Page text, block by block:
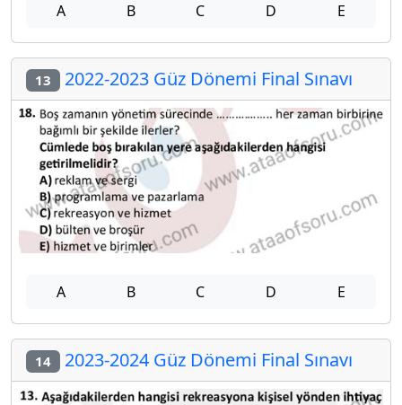
A B C D E
13 2022-2023 Güz Dönemi Final Sınavı
A B C D E
14 2023-2024 Güz Dönemi Final Sınavı